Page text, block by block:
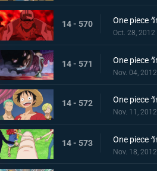
14 - 570
Oct. 28, 2012
14 - 571
Nov. 04, 2012
14 - 572
Nov. 11, 2012
14 - 573
Nov. 18, 2012